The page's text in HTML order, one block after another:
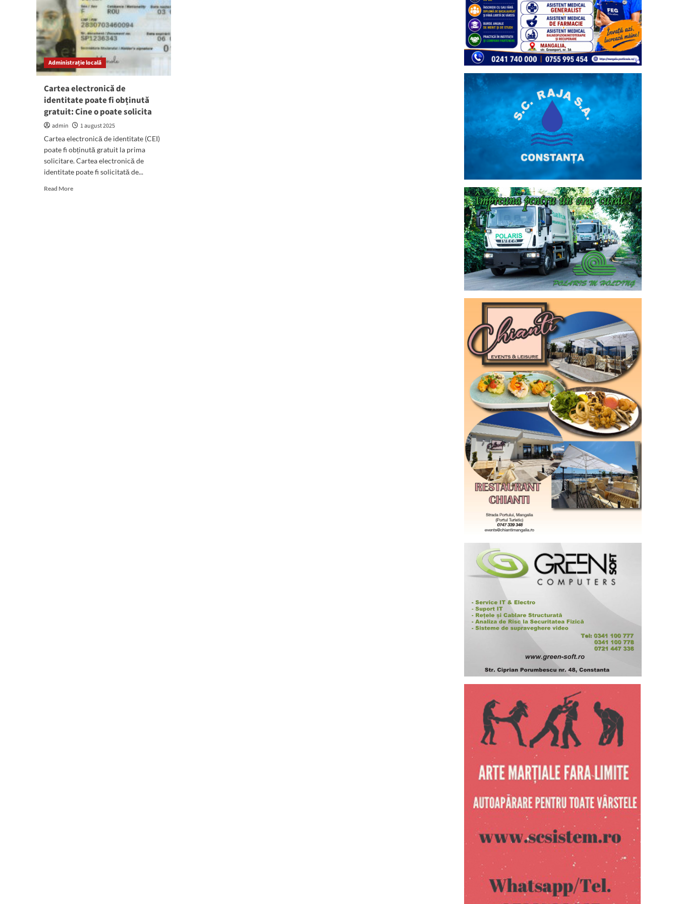
Administrație locală
Cartea electronică de
identitate poate fi obținută
gratuit: Cine o poate solicita
admin
1 august 2025
Cartea electronică de identitate (CEI)
poate fi obținută gratuit la prima
solicitare. Cartea electronică de
identitate poate fi solicitată de...
Read MoreRead